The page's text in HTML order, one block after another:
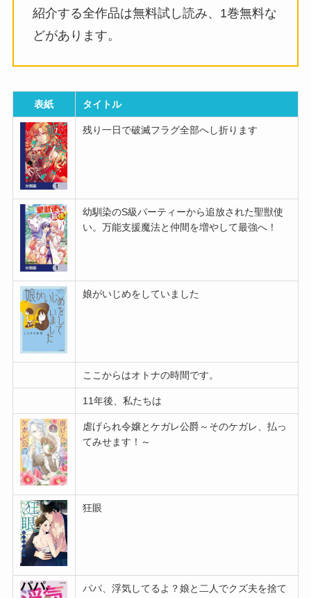
紹介する全作品は無料試し読み、1巻無料な
どがあります。
表紙 タイトル
残り一日で破滅フラグ全部へし折ります
幼馴染のS級パーティーから追放された聖獣使
い。万能支援魔法と仲間を増やして最強へ！
娘がいじめをしていました
ここからはオトナの時間です。
11年後、私たちは
虐げられ令嬢とケガレ公爵～そのケガレ、払っ
てみせます！～
狂眼
パパ、浮気してるよ？娘と二人でクズ夫を捨て